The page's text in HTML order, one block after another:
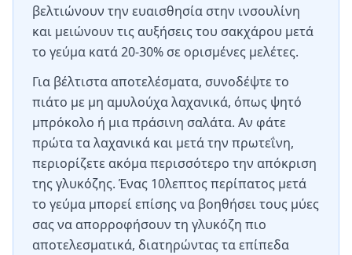
βελτιώνουν την ευαισθησία στην ινσουλίνη
και μειώνουν τις αυξήσεις του σακχάρου μετά
το γεύμα κατά 20-30% σε ορισμένες μελέτες.
Για βέλτιστα αποτελέσματα, συνοδέψτε το
πιάτο με μη αμυλούχα λαχανικά, όπως ψητό
μπρόκολο ή μια πράσινη σαλάτα. Αν φάτε
πρώτα τα λαχανικά και μετά την πρωτεΐνη,
περιορίζετε ακόμα περισσότερο την απόκριση
της γλυκόζης. Ένας 10λεπτος περίπατος μετά
το γεύμα μπορεί επίσης να βοηθήσει τους μύες
σας να απορροφήσουν τη γλυκόζη πιο
αποτελεσματικά, διατηρώντας τα επίπεδα